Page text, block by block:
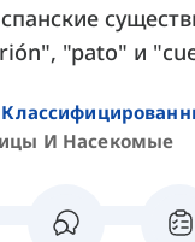
"pato" и
И Насекомые